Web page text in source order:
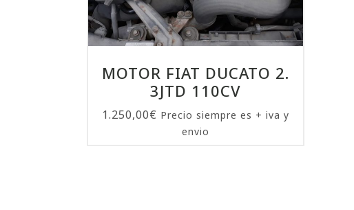
MOTOR FIAT DUCATO 2.
3JTD 110CV
1.250,00€ Precio siempre es + iva y
envio